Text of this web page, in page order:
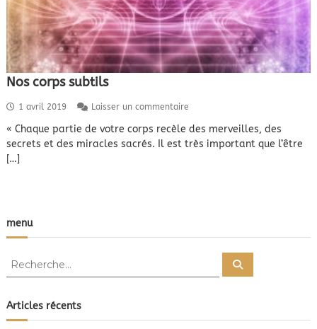
Nos corps subtils
1 avril 2019 Laisser un commentaires
r
N
s
« Chaque partie de votre corps recèle des merveilles, des
secrets et des miracles sacrés. Il est très important que l’être
[…]
menu
h
e
R
c
Articles récents